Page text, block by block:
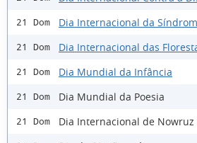
21 Dom Dia Internacional da
21 Dom Dia Internacional das
21 Dom Dia Mundial da Infância
21 Dom Dia Mundial da Poesia
21 Dom Dia Internacional de Nowruz